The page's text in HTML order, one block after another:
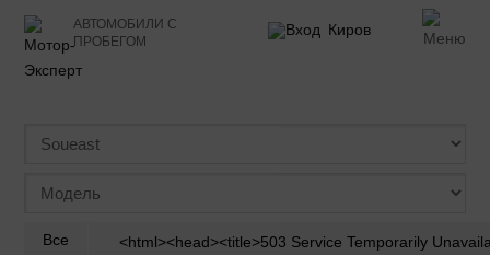
АВТОМОБИЛИ С
ПРОБЕГОМ
Киров
Все